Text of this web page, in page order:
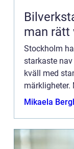
Bilverkstad
man rätt
Stockholm
starkaste
kväll med
märkligheter.
kultur:
Mikaela